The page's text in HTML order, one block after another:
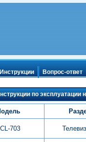
Инструкции Вопрос-ответ
по эксплуатации
703